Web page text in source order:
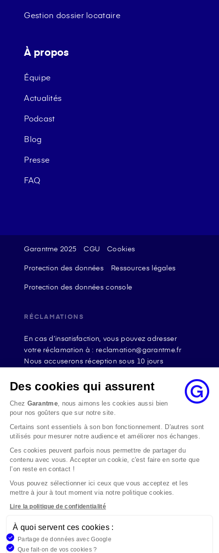
Gestion dossier locataire
À propos
Équipe
Actualités
Podcast
Blog
Presse
FAQ
Garantme 2025 CGU Cookies
Protection des données Ressources légales
Protection des données console
RÉCLAMATIONS
En cas d’insatisfaction, vous pouvez adresser
votre réclamation à : reclamation@garantme.fr
Nous accuserons réception sous 10 jours
état de cause, nous répondrons à la réclamation
au maximum dans les 2 mois.
Si le désaccord persiste, vous pouvez solliciter
l’avis du Médiateur de l’Assurance par internet à
l’adresse La médiation de l’assurance - Accueil
Par courrier à l’adresse : La Médiation de
l’Assurance TSA 50110 75441 PARIS CEDEX 09 ou
par email à l’adresse www.mediation-
assurance.org
La saisine du Médiateur de l’Assurance est gratuite
mais ne peut intervenir qu’après nous avoir
adressé une réclamation écrite.
Garantme, société par actions simplifiée au capital de 19
Des cookies qui assurent
Chez Garantme, nous aimons les cookies aussi bien
pour nos goûters que sur notre site.
Certains sont essentiels à son bon fonctionnement. D'autres sont
utilisés pour mesurer notre audience et améliorer nos échanges.
Ces cookies peuvent parfois nous permettre de partager du
contenu avec vous. Accepter un cookie, c'est faire en sorte que
l’on reste en contact !
Vous pouvez sélectionner ici ceux que vous acceptez et les
mettre à jour à tout moment via notre politique cookies.
Lire la politique de confidentialité
À quoi servent ces cookies :
Partage de données avec Google
Que fait-on de vos cookies ?